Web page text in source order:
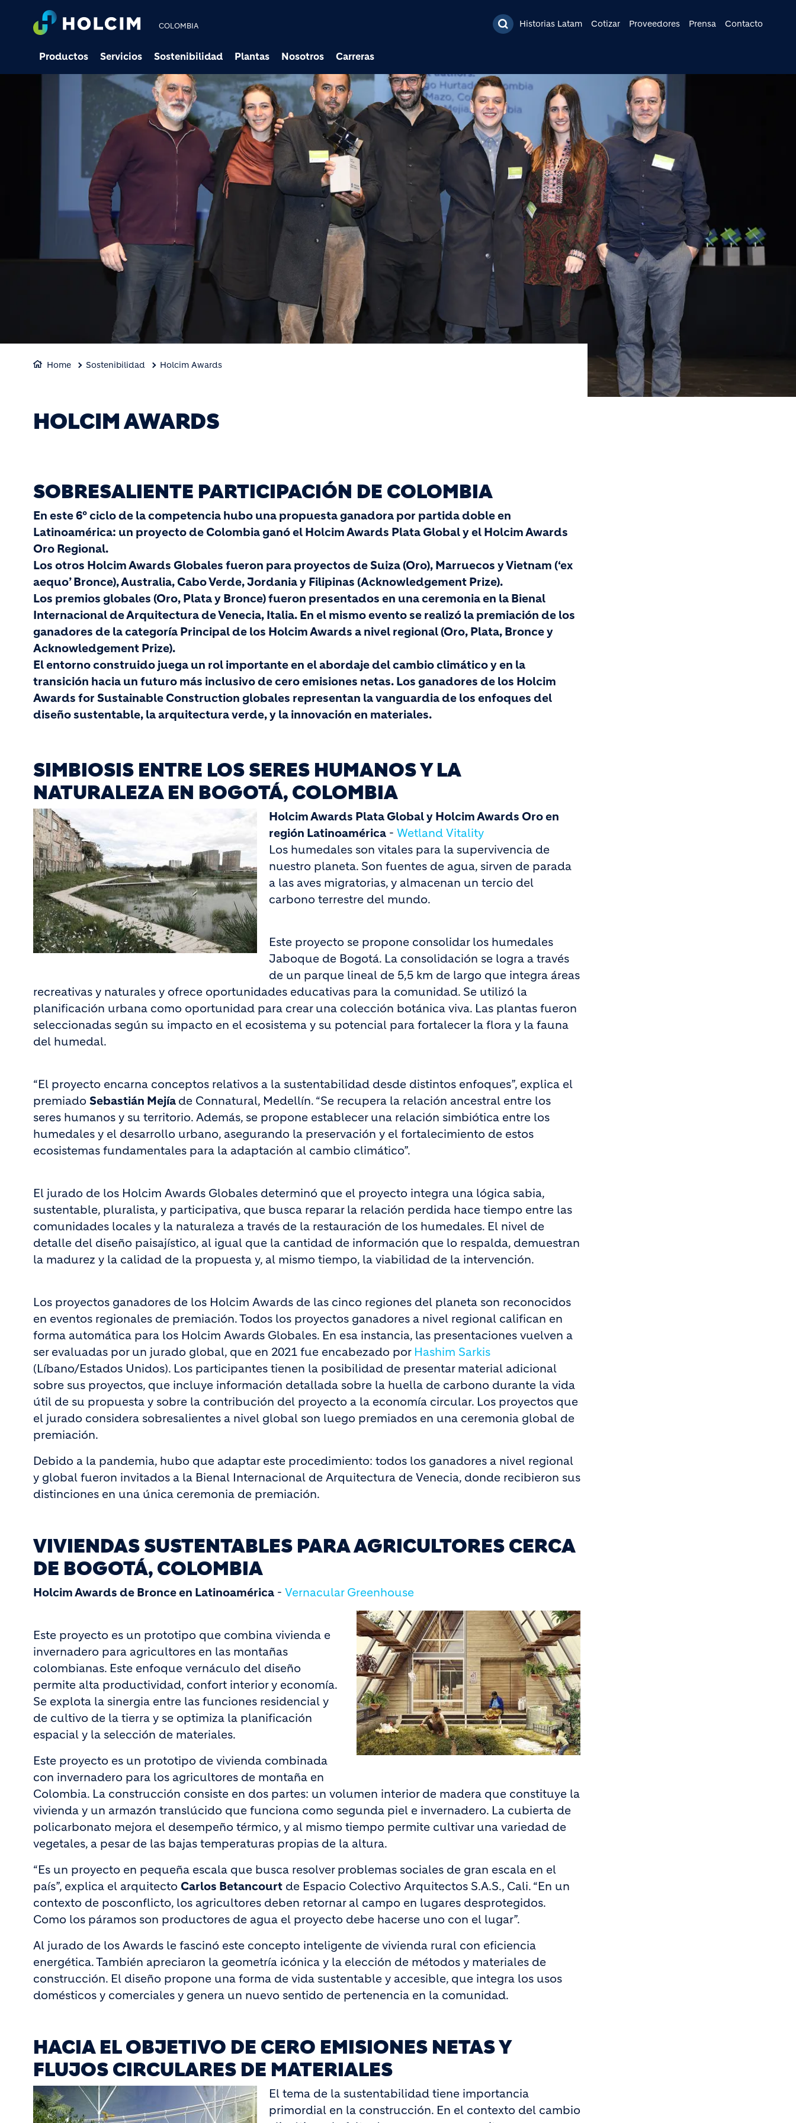
Pasar al contenido principal
COLOMBIA Historias Latam Cotizar Proveedores Prensa Contacto
Productos Servicios Sostenibilidad Plantas Nosotros Carreras
Home Sostenibilidad Holcim Awards
HOLCIM AWARDS
SOBRESALIENTE PARTICIPACIÓN DE COLOMBIA
En este 6º ciclo de la competencia hubo una propuesta ganadora por partida doble en
Latinoamérica: un proyecto de Colombia ganó el Holcim Awards Plata Global y el Holcim Awards
Oro Regional.
Los otros Holcim Awards Globales fueron para proyectos de Suiza (Oro), Marruecos y Vietnam (‘ex
aequo’ Bronce), Australia, Cabo Verde, Jordania y Filipinas (Acknowledgement Prize).
Los premios globales (Oro, Plata y Bronce) fueron presentados en una ceremonia en la Bienal
Internacional de Arquitectura de Venecia, Italia. En el mismo evento se realizó la premiación de los
ganadores de la categoría Principal de los Holcim Awards a nivel regional (Oro, Plata, Bronce y
Acknowledgement Prize).
El entorno construido juega un rol importante en el abordaje del cambio climático y en la
transición hacia un futuro más inclusivo de cero emisiones netas. Los ganadores de los Holcim
Awards for Sustainable Construction globales representan la vanguardia de los enfoques del
diseño sustentable, la arquitectura verde, y la innovación en materiales.
SIMBIOSIS ENTRE LOS SERES HUMANOS Y LA
NATURALEZA EN BOGOTÁ, COLOMBIA
Holcim Awards Plata Global y Holcim Awards Oro en
región Latinoamérica - Wetland Vitality
Los humedales son vitales para la supervivencia de
nuestro planeta. Son fuentes de agua, sirven de parada
a las aves migratorias, y almacenan un tercio del
carbono terrestre del mundo.
Este proyecto se propone consolidar los humedales
Jaboque de Bogotá. La consolidación se logra a través
de un parque lineal de 5,5 km de largo que integra áreas
recreativas y naturales y ofrece oportunidades educativas para la comunidad. Se utilizó la
planificación urbana como oportunidad para crear una colección botánica viva. Las plantas fueron
seleccionadas según su impacto en el ecosistema y su potencial para fortalecer la flora y la fauna
del humedal.
“El proyecto encarna conceptos relativos a la sustentabilidad desde distintos enfoques”, explica el
premiado Sebastián Mejía de Connatural, Medellín. “Se recupera la relación ancestral entre los
seres humanos y su territorio. Además, se propone establecer una relación simbiótica entre los
humedales y el desarrollo urbano, asegurando la preservación y el fortalecimiento de estos
ecosistemas fundamentales para la adaptación al cambio climático”.
El jurado de los Holcim Awards Globales determinó que el proyecto integra una lógica sabia,
sustentable, pluralista, y participativa, que busca reparar la relación perdida hace tiempo entre las
comunidades locales y la naturaleza a través de la restauración de los humedales. El nivel de
detalle del diseño paisajístico, al igual que la cantidad de información que lo respalda, demuestran
la madurez y la calidad de la propuesta y, al mismo tiempo, la viabilidad de la intervención.
Los proyectos ganadores de los Holcim Awards de las cinco regiones del planeta son reconocidos
en eventos regionales de premiación. Todos los proyectos ganadores a nivel regional califican en
forma automática para los Holcim Awards Globales. En esa instancia, las presentaciones vuelven a
ser evaluadas por un jurado global, que en 2021 fue encabezado por Hashim Sarkis
(Líbano/Estados Unidos). Los participantes tienen la posibilidad de presentar material adicional
sobre sus proyectos, que incluye información detallada sobre la huella de carbono durante la vida
útil de su propuesta y sobre la contribución del proyecto a la economía circular. Los proyectos que
el jurado considera sobresalientes a nivel global son luego premiados en una ceremonia global de
premiación.
Debido a la pandemia, hubo que adaptar este procedimiento: todos los ganadores a nivel regional
y global fueron invitados a la Bienal Internacional de Arquitectura de Venecia, donde recibieron sus
distinciones en una única ceremonia de premiación.
VIVIENDAS SUSTENTABLES PARA AGRICULTORES CERCA
DE BOGOTÁ, COLOMBIA
Holcim Awards de Bronce en Latinoamérica - Vernacular Greenhouse
Este proyecto es un prototipo que combina vivienda e
invernadero para agricultores en las montañas
colombianas. Este enfoque vernáculo del diseño
permite alta productividad, confort interior y economía.
Se explota la sinergia entre las funciones residencial y
de cultivo de la tierra y se optimiza la planificación
espacial y la selección de materiales.
Este proyecto es un prototipo de vivienda combinada
con invernadero para los agricultores de montaña en
Colombia. La construcción consiste en dos partes: un volumen interior de madera que constituye la
vivienda y un armazón translúcido que funciona como segunda piel e invernadero. La cubierta de
policarbonato mejora el desempeño térmico, y al mismo tiempo permite cultivar una variedad de
vegetales, a pesar de las bajas temperaturas propias de la altura.
“Es un proyecto en pequeña escala que busca resolver problemas sociales de gran escala en el
país”, explica el arquitecto Carlos Betancourt de Espacio Colectivo Arquitectos S.A.S., Cali. “En un
contexto de posconflicto, los agricultores deben retornar al campo en lugares desprotegidos.
Como los páramos son productores de agua el proyecto debe hacerse uno con el lugar”.
Al jurado de los Awards le fascinó este concepto inteligente de vivienda rural con eficiencia
energética. También apreciaron la geometría icónica y la elección de métodos y materiales de
construcción. El diseño propone una forma de vida sustentable y accesible, que integra los usos
domésticos y comerciales y genera un nuevo sentido de pertenencia en la comunidad.
HACIA EL OBJETIVO DE CERO EMISIONES NETAS Y
FLUJOS CIRCULARES DE MATERIALES
El tema de la sustentabilidad tiene importancia
primordial en la construcción. En el contexto del cambio